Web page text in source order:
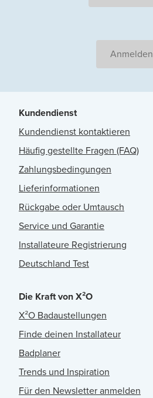
Anmelden
Kundendienst
Kundendienst kontaktieren
Häufig gestellte Fragen (FAQ)
Zahlungsbedingungen
Lieferinformationen
Rückgabe oder Umtausch
Service und Garantie
Installateure Registrierung
Deutschland Test
Die Kraft von X²O
X²O Badaustellungen
Finde deinen Installateur
Badplaner
Trends und Inspiration
Für den Newsletter anmelden